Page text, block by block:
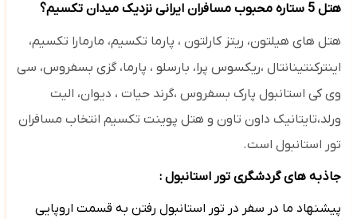
هتل 5 ستاره محبوب مسافران ایرانی نزدیک میدان تکسیم؟
هتل های هیلتون، ریتز کارلتون ، پارما تکسیم، مارمارا تکسیم،
اینترکنتینانتال ،ریکسوس پرا، بارسلو ، پارما، گزی بسفروس، سی
وی کی استانبول پارک بسفروس ،گرند حیات ، دیوان، الیت
ورلد،تایتانیک داون تاون و هتل پوینت تکسیم انتخاب مسافران
تور استانبول است.
جاذبه های گردشگری تور استانبول :
پیشنهاد ما در سفر در تور استانبول رفتن به قسمت اروپایی